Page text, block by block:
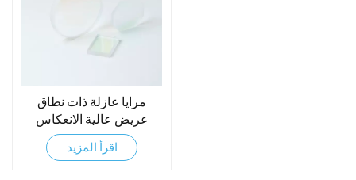
مرايا عازلة ذات نطاق
عريض عالية الانعكاس
اقرأ المزيد